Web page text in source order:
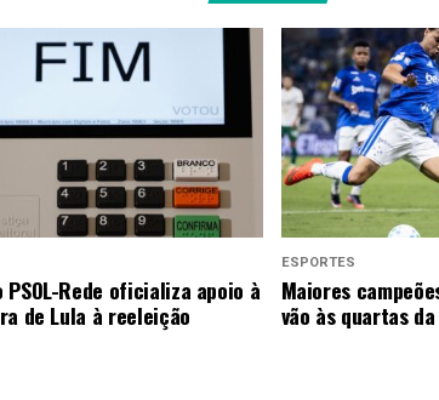
PSOL-Rede oficializa apoio à
de Lula à reeleição
ESPORTES
Maiores
vão às quartas